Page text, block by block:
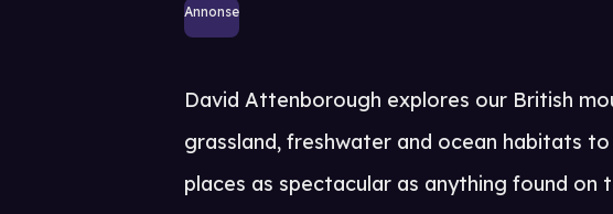
Annonse
David Attenborough explores our British
grassland, freshwater and ocean habitats
places as spectacular as anything found on